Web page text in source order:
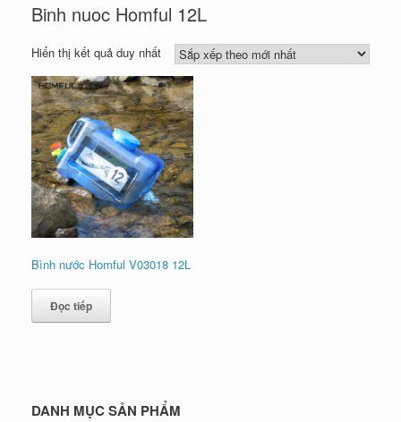
Binh nuoc Homful 12L
Hiển thị kết quả duy nhất
Bình nước Homful V03018 12L
Đọc tiếp
DANH MỤC SẢN PHẨM